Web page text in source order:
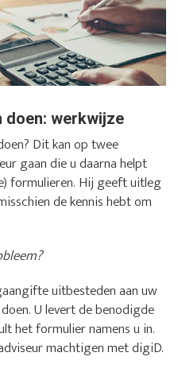
doen: werkwijze
Dit kan op twee
gaan die u daarna helpt
formulieren. Hij geeft uitleg
de kennis hebt om
uitbesteden aan uw
U levert de benodigde
het formulier namens u in.
machtigen met digiD.